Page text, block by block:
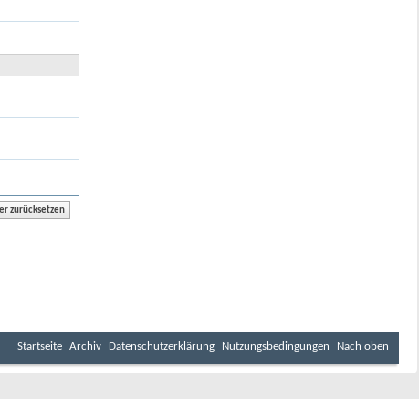
Startseite Archiv Datenschutzerklärung Nutzungsbedingungen Nach oben